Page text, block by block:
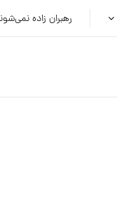
رهبران زاده